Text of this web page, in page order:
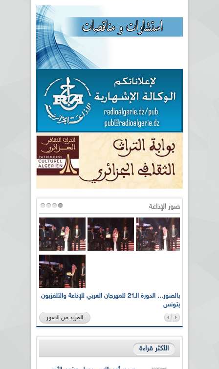
صور الإذاعة
بالصور... الدورة الـ21 للمهرجان العربي للإذاعة والتلفزيون
بتونس
المزيد من الصور
الأكثر قراءة